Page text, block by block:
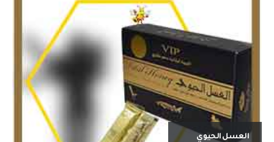
العسل الحيوي